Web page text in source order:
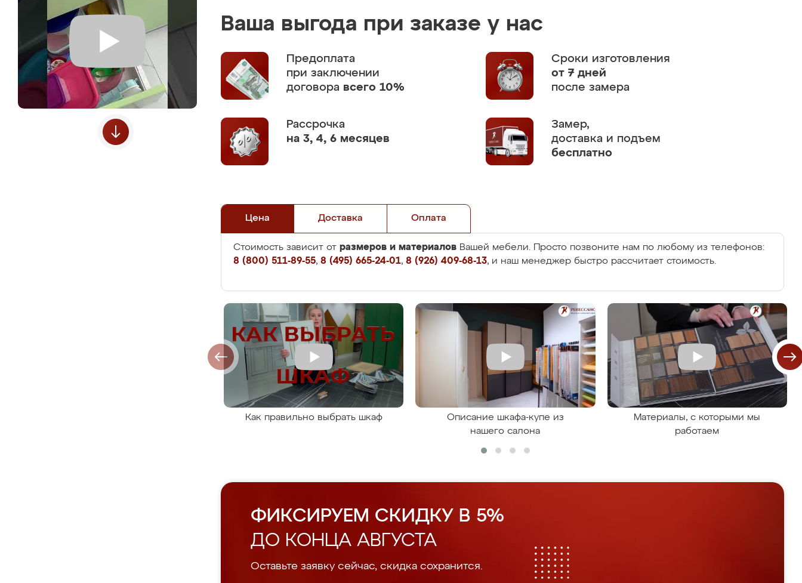
Ваша выгода при заказе у нас
Предоплата
при заключении
договора всего 10%
Сроки изготовления
от 7 дней
после замера
Рассрочка
на 3, 4, 6 месяцев
Замер,
доставка и подъем
бесплатно
Цена Доставка Оплата
Стоимость зависит от размеров и материалов Вашей мебели. Просто позвоните нам по любому из телефонов:
8 (800) 511-89-55, 8 (495) 665-24-01, 8 (926) 409-68-13, и наш менеджер быстро рассчитает стоимость.
Как правильно выбрать шкаф
Описание шкафа-купе из
нашего салона
Материалы, с которыми мы
работаем
ФИКСИРУЕМ СКИДКУ В 5%
ДО КОНЦА АВГУСТА
Оставьте заявку сейчас, скидка сохранится.